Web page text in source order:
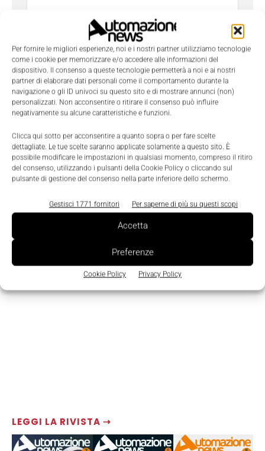
Per fornire le migliori esperienze, noi e i nostri partner utilizziamo tecnologie
come i cookie per memorizzare e/o accedere alle informazioni del
dispositivo. Il consenso a queste tecnologie permetterà a noi e ai nostri
partner di elaborare dati personali come il comportamento durante la
navigazione o gli ID univoci su questo sito e di mostrare annunci (non)
personalizzati. Non acconsentire o ritirare il consenso può influire
negativamente su alcune caratteristiche e funzioni.
Clicca qui sotto per acconsentire a quanto sopra o per fare scelte
dettagliate. Le tue scelte saranno applicate solamente a questo sito. È
possibile modificare le impostazioni in qualsiasi momento, compreso il ritiro
del consenso, utilizzando i pulsanti della Cookie Policy o cliccando sul
pulsante di gestione del consenso nella parte inferiore dello schermo.
Gestisci 1771 fornitori Per saperne di più su questi scopi
Accetta
Preferenze
Cookie Policy Privacy Policy
LEGGI LA RIVISTA ⇢
Ho letto e compreso l'Informativa sulla Privacye
do il consenso al trattamento dei dati da parte di
Tecniche Nuove